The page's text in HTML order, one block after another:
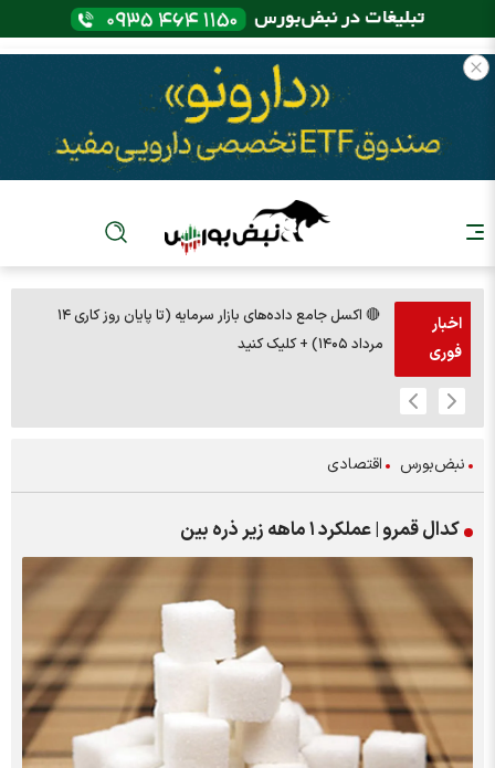
اخبار
فوری
🔴 اکسل جامع داده‌های بازار سرمایه (تا پایان روز کاری ۱۴
مرداد ۱۴۰۵) + کلیک کنید
نبض‌بورس اقتصادی
کدال قمرو | عملکرد ۱ ماهه زیر ذره بین